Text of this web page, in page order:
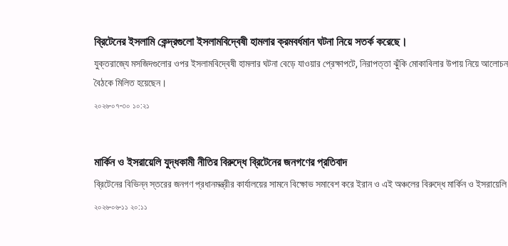
ব্রিটেনের ইসলামি কেন্দ্রগুলো ইসলামবিদ্বেষী হামলার ক্রমবর্ধমান ঘটনা নিয়ে সতর্ক করেছে।
যুক্তরাজ্যে মসজিদগুলোর ওপর ইসলামবিদ্বেষী হামলার ঘটনা বেড়ে যাওয়ার প্রেক্ষাপটে, নিরাপত্তা ঝুঁকি মোকাবিলার উপায় নিয়ে আলোচনার
বৈঠকে মিলিত হয়েছেন।
২০২৬-০৭-৩০ ১০:২১
মার্কিন ও ইসরায়েলি যুদ্ধকামী নীতির বিরুদ্ধে ব্রিটেনের জনগণের প্রতিবাদ
ব্রিটেনের বিভিন্ন স্তরের জনগণ প্রধানমন্ত্রীর কার্যালয়ের সামনে বিক্ষোভ সমাবেশ করে ইরান ও এই অঞ্চলের বিরুদ্ধে মার্কিন ও
২০২৬-০৬-১১ ২০:১১